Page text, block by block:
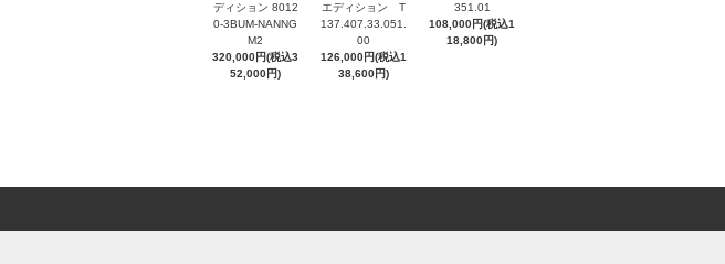
ディション 8012
0-3BUM-NANNG
M2
320,000円(税込3
52,000円)
エディション T
137.407.33.051.
00
126,000円(税込1
38,600円)
351.01
108,000円(税込1
18,800円)